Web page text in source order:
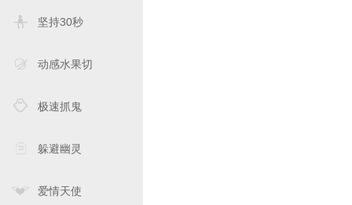
坚持30秒
动感水果切
极速抓鬼
躲避幽灵
爱情天使